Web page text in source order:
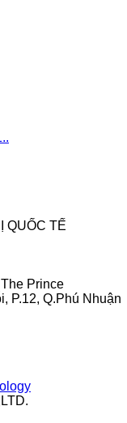
QUỐC TẾ
Prince
P.12, Q.Phú Nhuận